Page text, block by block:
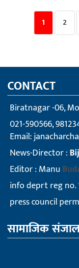
1 2
CONTACT
Biratnagar -06,
021-590566,
Email:
News-Director :
Editor : Manu
info deprt reg no.
press council
सामाजिक